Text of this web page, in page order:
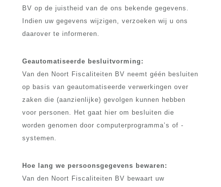
BV op de juistheid van de ons bekende gegevens.
Indien uw gegevens wijzigen, verzoeken wij u ons
daarover te informeren.
Geautomatiseerde besluitvorming:
Van den Noort Fiscaliteiten BV neemt géén besluiten
op basis van geautomatiseerde verwerkingen over
zaken die (aanzienlijke) gevolgen kunnen hebben
voor personen. Het gaat hier om besluiten die
worden genomen door computerprogramma’s of -
systemen.
Hoe lang we persoonsgegevens bewaren:
Van den Noort Fiscaliteiten BV bewaart uw